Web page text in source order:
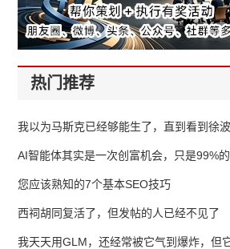
热门推荐
我以为马斯克已经够能生了，直到看到
AI智能体其实是一次创富机会，只是99%
错过了
您应该熟知的7个基本SEO技巧
西祠胡同复活了，但发帖的人已经不见了
我天天用GLM，还经常被它气到爆炸，但